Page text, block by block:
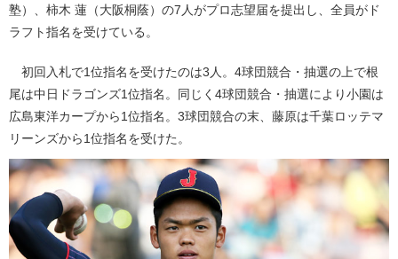
塾）、柿木 蓮（大阪桐蔭）の7人がプロ志望届を提出し、全員がド
ラフト指名を受けている。
初回入札で1位指名を受けたのは3人。4球団競合・抽選の上で根
尾は中日ドラゴンズ1位指名。同じく4球団競合・抽選により小園は
広島東洋カープから1位指名。3球団競合の末、藤原は千葉ロッテマ
リーンズから1位指名を受けた。